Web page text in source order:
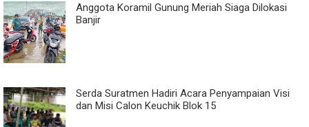
Anggota Koramil Gunung Meriah Siaga Dilokasi
Banjir
Serda Suratmen Hadiri Acara Penyampaian Visi
dan Misi Calon Keuchik Blok 15